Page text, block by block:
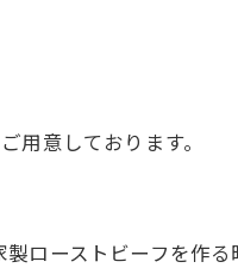
用意しております。
ローストビーフを作